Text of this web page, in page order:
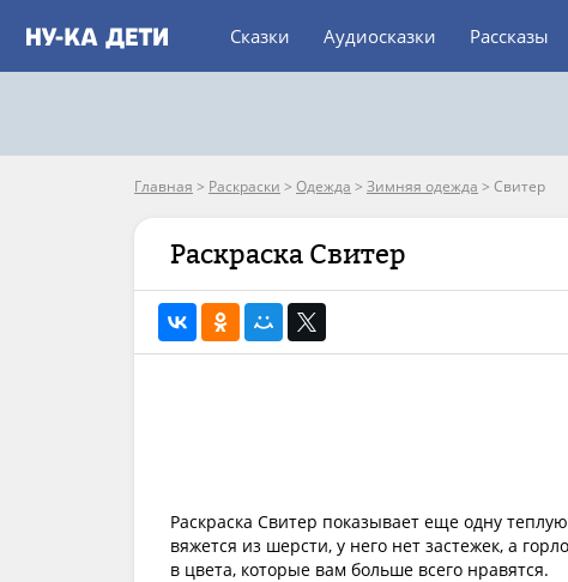
Сказки Аудиосказки Рассказы
Главная > Раскраски > Одежда > Зимняя одежда > Свитер
Раскраска Свитер
Раскраска Свитер показывает еще одну
вяжется из шерсти, у него нет застежек, а
в цвета, которые вам больше всего нравятся.